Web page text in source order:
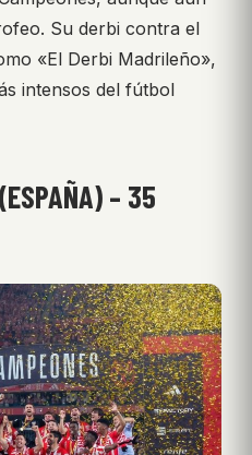
Su derbi contra el
«El Derbi Madrileño»,
intensos del fútbol
– 35